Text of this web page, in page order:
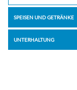
SPEISEN UND GETRÄNKE
UNTERHALTUNG